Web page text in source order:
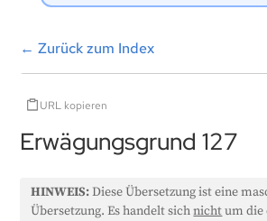
←Zurück zum Index
URL kopieren
Erwägungsgrund 127
HINWEIS:Diese Übersetzung ist eine
Übersetzung. Es handelt sichnichtum die